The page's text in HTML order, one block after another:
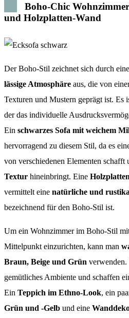
Boho-Chic
und Holzplatten-Wand
Der Boho-Stil zeichnet sich durch eine
lässige Atmosphäre aus, die von
Texturen und Mustern geprägt ist. Es
der das individuelle
Ein schwarzes Sofa mit weichem
hervorragend zu diesem Stil, da es
von verschiedenen Elementen schafft
Textur hineinbringt. Eine
vermittelt eine natürliche und
bezeichnend für den Boho-Stil ist.
Um ein Wohnzimmer im Boho-Stil
Mittelpunkt einzurichten, kann man
Braun, Beige und Grün verwenden.
gemütliches Ambiente und schaffen
Ein Teppich im Ethno-Look, ein
Grün und -Gelb und eine